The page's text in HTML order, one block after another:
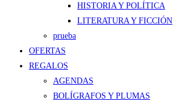
HISTORIA Y POLÍTICA
LITERATURA Y FICCIÓN
prueba
OFERTAS
REGALOS
AGENDAS
BOLÍGRAFOS Y PLUMAS